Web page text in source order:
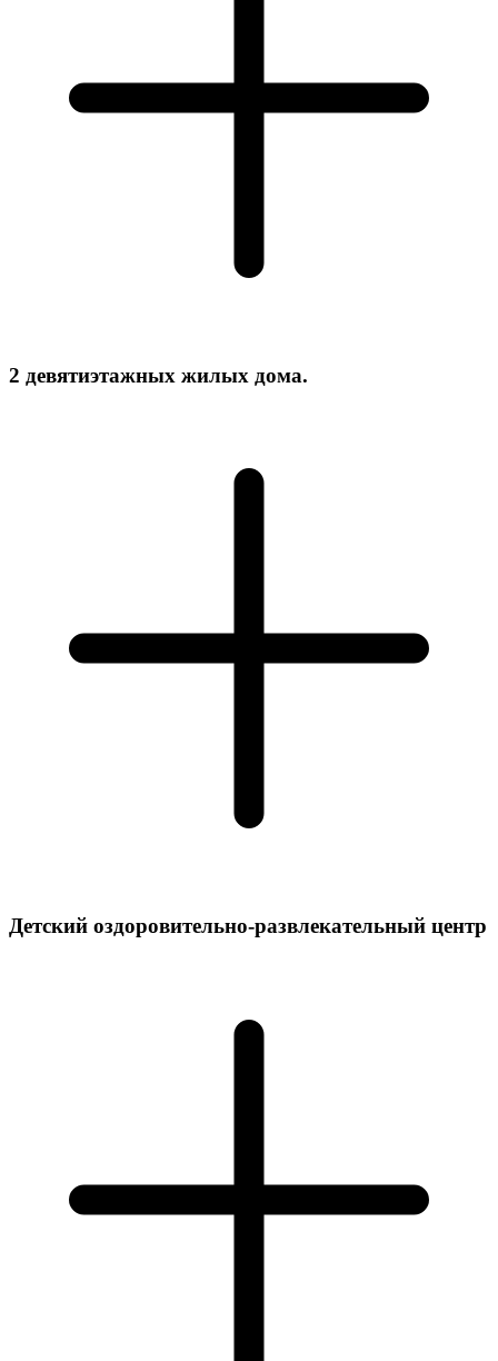
2 девятиэтажных жилых дома.
Детский оздоровительно-развлекательный центр